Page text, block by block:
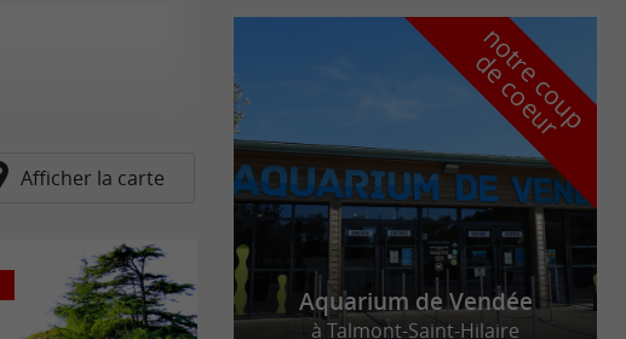
Afficher la carte
n
o
t
r
e
c
o
u
p
d
e
c
o
e
u
r
Aquarium de Vendée
à Talmont-Saint-Hilaire